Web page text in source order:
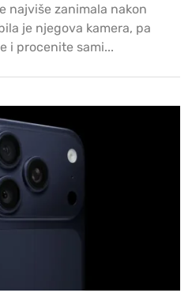
najviše zanimala nakon
je njegova kamera, pa
i procenite sami...